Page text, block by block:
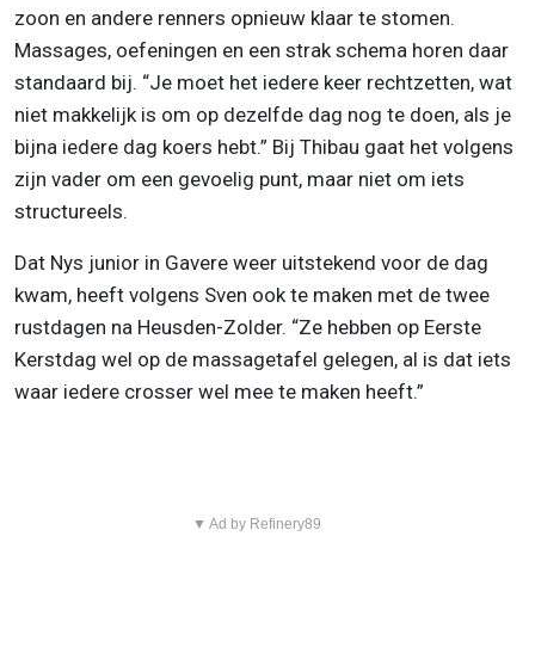
zoon en andere renners opnieuw klaar te stomen.
Massages, oefeningen en een strak schema horen daar
standaard bij. “Je moet het iedere keer rechtzetten, wat
niet makkelijk is om op dezelfde dag nog te doen, als je
bijna iedere dag koers hebt.” Bij Thibau gaat het volgens
zijn vader om een gevoelig punt, maar niet om iets
structureels.
Dat Nys junior in Gavere weer uitstekend voor de dag
kwam, heeft volgens Sven ook te maken met de twee
rustdagen na Heusden-Zolder. “Ze hebben op Eerste
Kerstdag wel op de massagetafel gelegen, al is dat iets
waar iedere crosser wel mee te maken heeft.”
▼ Ad by Refinery89